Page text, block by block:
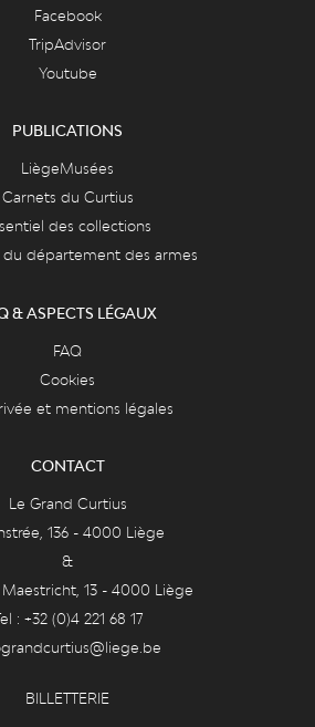
Facebook
TripAdvisor
Youtube
PUBLICATIONS
LiègeMusées
Carnets du Curtius
des collections
du département des armes
& ASPECTS LÉGAUX
FAQ
Cookies
et mentions légales
CONTACT
Le Grand Curtius
136 - 4000 Liège
&
13 - 4000 Liège
: +32 (0)4 221 68 17
BILLETTERIE